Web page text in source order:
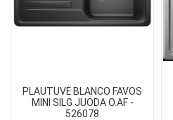
PLAUTUVĖ BLANCO FAVOS
MINI SILG JUODA O.AF -
526078